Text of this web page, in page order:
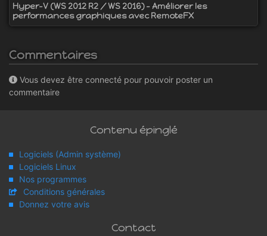
Hyper-V (WS 2012 R2 / WS 2016) - Améliorer les
performances graphiques avec RemoteFX
Commentaires
Vous devez être connecté pour pouvoir poster un
commentaire
Contenu épinglé
Logiciels (Admin système)
Logiciels Linux
Nos programmes
Conditions générales
Donnez votre avis
Contact